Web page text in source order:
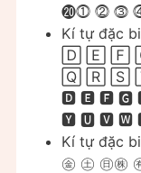
⓴⓵ ⓶ ⓷
Kí tự đặc
🄳 🄴 🄵
🅀 🅁 🅂
🅳 🅴 🅵 🅶
🆈 🆄 🆅 🆆
Kí tự đặc
㊎ ㊏ ㊐㊑